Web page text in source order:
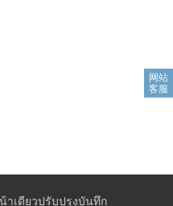
าเดียวปรับปรุงบันทึก